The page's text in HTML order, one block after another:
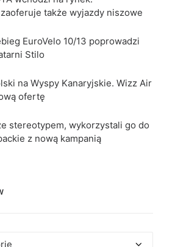
także wyjazdy niszowe
EuroVelo 10/13 poprowadzi
Stilo
na Wyspy Kanaryjskie. Wizz Air
ofertę
stereotypem, wykorzystali go do
z nową kampanią